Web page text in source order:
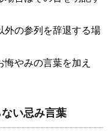
外の参列を辞退する場
悔やみの言葉を加え
い忌み言葉